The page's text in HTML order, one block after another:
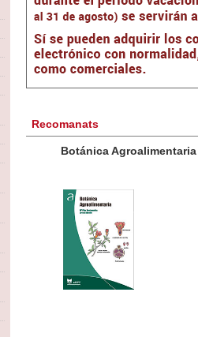
Recomanats
Botánica Agroalimentaria